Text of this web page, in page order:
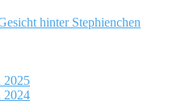
hinter Stephienchen
2025
2024